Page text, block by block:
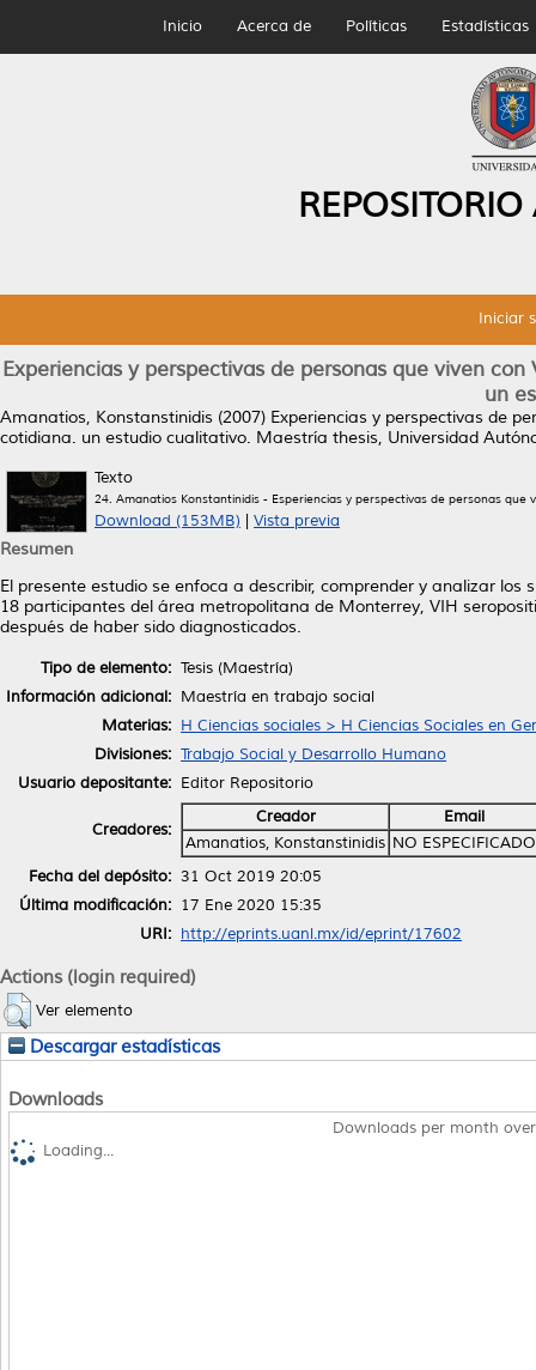
Inicio Acerca de Políticas Estadísticas
Iniciar
Experiencias y perspectivas de personas que viven
un
Amanatios, Konstanstinidis (2007) Experiencias y perspectivas de
cotidiana. un estudio cualitativo. Maestría thesis, Universidad
Texto
24. Amanatios Konstantinidis - Esperiencias y perspectivas de personas que
Download (153MB) Vista previa
Resumen
El presente estudio se enfoca a describir, comprender y analizar
18 participantes del área metropolitana de Monterrey, VIH
después de haber sido diagnosticados.
Tipo de elemento: Tesis (Maestría)
Información adicional: Maestría en trabajo social
Materias: H Ciencias sociales > H Ciencias Sociales en
Divisiones: Trabajo Social y Desarrollo Humano
Usuario depositante: Editor Repositorio
Creadores:
Creador
Email
Amanatios, Konstanstinidis NO ESPECIFICADO
Fecha del depósito: 31 Oct 2019 20:05
Última modificación: 17 Ene 2020 15:35
URI: http://eprints.uanl.mx/id/eprint/17602
Actions (login required)
Ver elemento
Descargar estadísticas
Downloads
Downloads per month
Loading...